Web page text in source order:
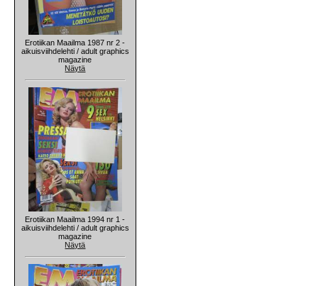
Erotiikan Maailma 1987 nr 2 -
aikuisviihdelehti / adult graphics
magazine
Näytä
Erotiikan Maailma 1994 nr 1 -
aikuisviihdelehti / adult graphics
magazine
Näytä